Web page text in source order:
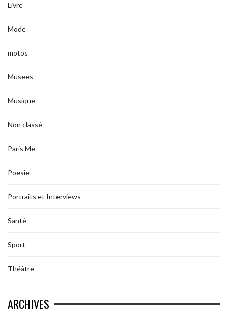
Livre
Mode
motos
Musees
Musique
Non classé
Paris Me
Poesie
Portraits et Interviews
Santé
Sport
Théâtre
ARCHIVES